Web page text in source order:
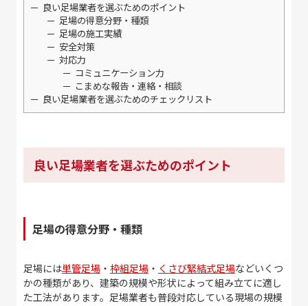
良い足場業者を選ぶためのポイント
足場の得意分野・種類
足場の施工実績
安全対策
対応力
コミュニケーション力
こまめな報告・連絡・相談
良い足場業者を選ぶためのチェックリスト
良い足場業者を選ぶためのポイント
足場の得意分野・種類
足場には単管足場 ・ 枠組足場 ・ くさび緊結式足場などいくつ
かの種類があり、建築の規模や形状によって組み立てに適し
た工法があります。足場業者も普段対応している現場の規模